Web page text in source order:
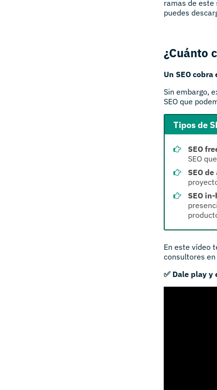
ramas de
puedes
¿Cuánto
Un SEO
Sin embargo,
SEO que
Tipos de
SEO
SEO
SEO
SEO
En este vídeo
consultores
✅ Dale play